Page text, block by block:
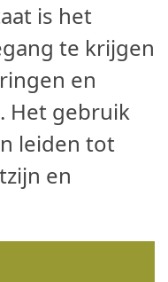
is het
te krijgen
en
Het gebruik
leiden tot
en